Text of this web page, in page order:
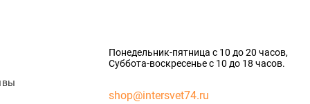
Понедельник-пятница с 10 до 20 часов,
Суббота-воскресенье с 10 до 18 часов.
shop@intersvet74.ru